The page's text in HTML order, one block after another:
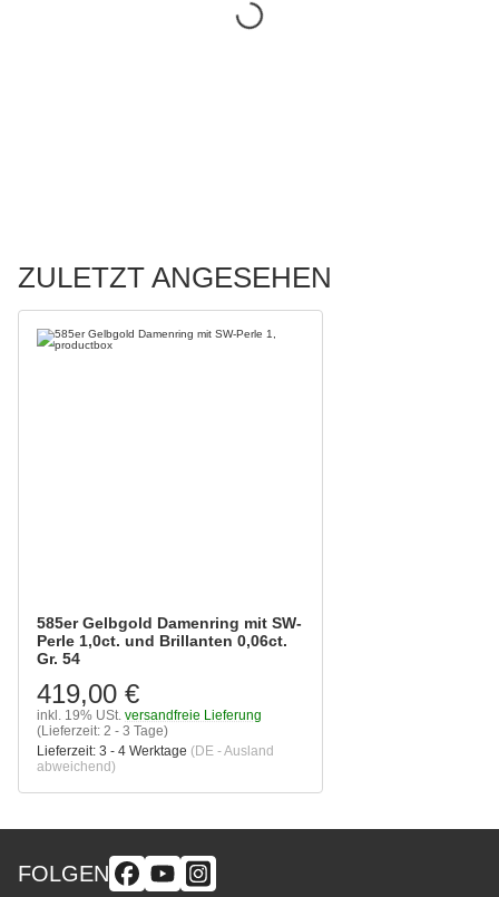
ZULETZT ANGESEHEN
585er Gelbgold Damenring mit SW-
Perle 1,0ct. und Brillanten 0,06ct.
Gr. 54
419,00 €
inkl. 19% USt. versandfreie Lieferung
(Lieferzeit: 2 - 3 Tage)
Lieferzeit: 3 - 4 Werktage (DE - Ausland
abweichend)
FOLGEN